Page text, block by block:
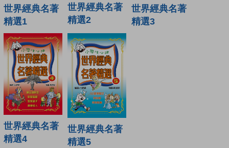
世界經典名著
精選1
世界經典名著
精選2
世界經典名著
精選3
世界經典名著
精選4
世界經典名著
精選5